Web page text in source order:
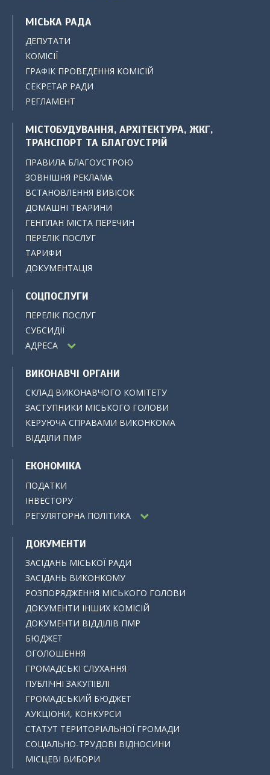
МІСЬКА РАДА
ДЕПУТАТИ
КОМІСІЇ
ГРАФІК ПРОВЕДЕННЯ КОМІСІЙ
СЕКРЕТАР РАДИ
РЕГЛАМЕНТ
МІСТОБУДУВАННЯ, АРХІТЕКТУРА, ЖКГ,
ТРАНСПОРТ ТА БЛАГОУСТРІЙ
ПРАВИЛА БЛАГОУСТРОЮ
ЗОВНІШНЯ РЕКЛАМА
ВСТАНОВЛЕННЯ ВИВІСОК
ДОМАШНІ ТВАРИНИ
ГЕНПЛАН МІСТА ПЕРЕЧИН
ПЕРЕЛІК ПОСЛУГ
ТАРИФИ
ДОКУМЕНТАЦІЯ
СОЦПОСЛУГИ
ПЕРЕЛІК ПОСЛУГ
СУБСИДІЇ
АДРЕСА
ВИКОНАВЧІ ОРГАНИ
СКЛАД ВИКОНАВЧОГО КОМІТЕТУ
ЗАСТУПНИКИ МІСЬКОГО ГОЛОВИ
КЕРУЮЧА СПРАВАМИ ВИКОНКОМА
ВІДДІЛИ ПМР
ЕКОНОМІКА
ПОДАТКИ
ІНВЕСТОРУ
РЕГУЛЯТОРНА ПОЛІТИКА
ДОКУМЕНТИ
ЗАСІДАНЬ МІСЬКОЇ РАДИ
ЗАСІДАНЬ ВИКОНКОМУ
РОЗПОРЯДЖЕННЯ МІСЬКОГО ГОЛОВИ
ДОКУМЕНТИ ІНШИХ КОМІСІЙ
ДОКУМЕНТИ ВІДДІЛІВ ПМР
БЮДЖЕТ
ОГОЛОШЕННЯ
ГРОМАДСЬКІ СЛУХАННЯ
ПУБЛІЧНІ ЗАКУПІВЛІ
ГРОМАДСЬКИЙ БЮДЖЕТ
АУКЦІОНИ, КОНКУРСИ
СТАТУТ ТЕРИТОРІАЛЬНОЇ ГРОМАДИ
СОЦІАЛЬНО-ТРУДОВІ ВІДНОСИНИ
МІСЦЕВІ ВИБОРИ